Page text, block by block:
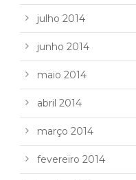
julho 2014
junho 2014
maio 2014
abril 2014
março 2014
fevereiro 2014